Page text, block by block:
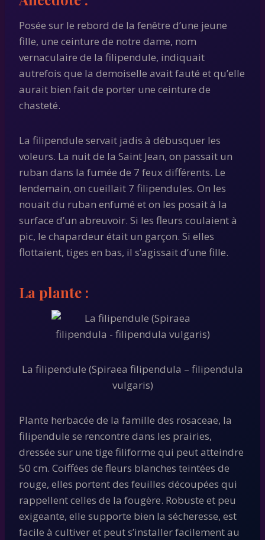
Posée sur le rebord de la fenêtre d’une jeune
fille, une ceinture de notre dame, nom
vernaculaire de la filipendule, indiquait
autrefois que la demoiselle avait fauté et qu’elle
aurait bien fait de porter une ceinture de
chasteté.
La filipendule servait jadis à débusquer les
voleurs. La nuit de la Saint Jean, on passait un
ruban dans la fumée de 7 feux différents. Le
lendemain, on cueillait 7 filipendules. On les
nouait du ruban enfumé et on les posait à la
surface d’un abreuvoir. Si les fleurs coulaient à
pic, le chapardeur était un garçon. Si elles
flottaient, tiges en bas, il s’agissait d’une fille.
La plante :
La filipendule (Spiraea filipendula – filipendula
vulgaris)
Plante herbacée de la famille des rosaceae, la
filipendule se rencontre dans les prairies,
dressée sur une tige filiforme qui peut atteindre
50 cm. Coiffées de fleurs blanches teintées de
rouge, elles portent des feuilles découpées qui
rappellent celles de la fougère. Robuste et peu
exigeante, elle supporte bien la sécheresse, est
facile à cultiver et peut s’installer facilement au